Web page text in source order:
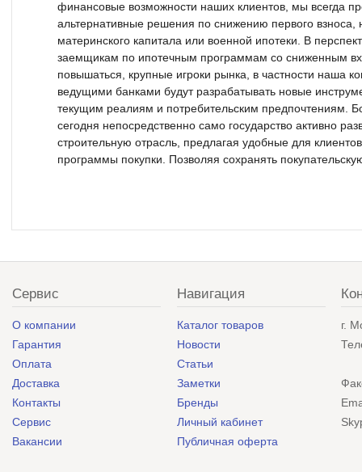
финансовые возможности наших клиентов, мы всегда
альтернативные решения по снижению первого взноса,
материнского капитала или военной ипотеки. В
заемщикам по ипотечным программам со сниженным
повышаться, крупные игроки рынка, в частности наша
ведущими банками будут разрабатывать новые
текущим реалиям и потребительским предпочтениям.
сегодня непосредственно само государство активно
строительную отрасль, предлагая удобные для
программы покупки. Позволяя сохранять
Сервис
О компании
Гарантия
Оплата
Доставка
Контакты
Сервис
Вакансии
Навигация
Каталог товаров
Новости
Статьи
Заметки
Бренды
Личный кабинет
Публичная оферта
г.